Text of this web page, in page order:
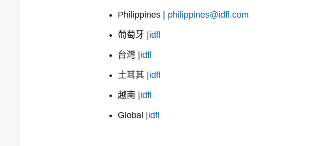
Philippines | philippines@idfl.com
葡萄牙 |idfl
台灣 |idfl
土耳其 |idfl
越南 |idfl
Global |idfl